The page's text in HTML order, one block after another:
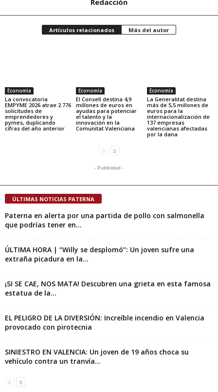
Redacción
Artículos relacionados Más del autor
Economía
La convocatoria
EMPYME 2026 atrae 2.776
solicitudes de
emprendedores y
pymes, duplicando
cifras del año anterior
Economía
El Consell destina 4,9
millones de euros en
ayudas para potenciar
el talento y la
innovación en la
Comunitat Valenciana
Economía
La Generalitat destina
más de 5,5 millones de
euros para la
internacionalización de
137 empresas
valencianas afectadas
por la dana
- Publicidad -
ÚLTIMAS NOTICIAS PATERNA
Paterna en alerta por una partida de pollo con salmonella
que podrías tener en...
ÚLTIMA HORA | “Willy se desplomó”: Un joven sufre una
extraña picadura en la...
¡SI SE CAE, NOS MATA! Descubren una grieta en esta famosa
estatua de la...
EL PELIGRO DE LA DIVERSIÓN: Increíble incendio en Valencia
provocado con pirotecnia
SINIESTRO EN VALENCIA: Un joven de 19 años choca su
vehículo contra un tranvía...